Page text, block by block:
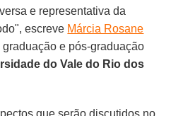
e representativa da
escreve Márcia Rosane
graduação e pós-graduação
do Vale do Rio dos
que serão discutidos no